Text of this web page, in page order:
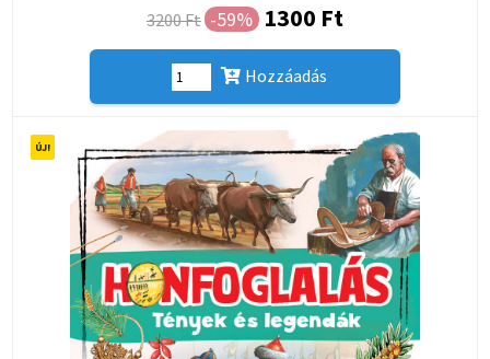
3200 Ft -59% 1300 Ft
Hozzáadás